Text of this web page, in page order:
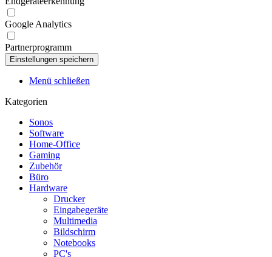
Google Analytics
Partnerprogramm
Menü schließen
Kategorien
Sonos
Software
Home-Office
Gaming
Zubehör
Büro
Hardware
Drucker
Eingabegeräte
Multimedia
Bildschirm
Notebooks
PC's